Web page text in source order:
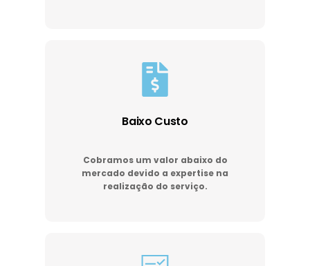
Baixo Custo
Cobramos um valor abaixo do
mercado devido a expertise na
realização do serviço.